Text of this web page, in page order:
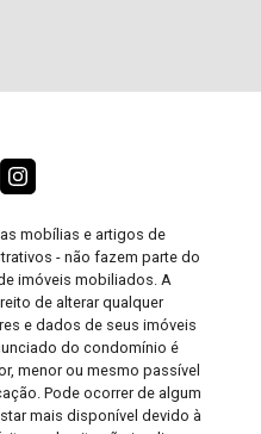
mobílias e artigos de
- não fazem parte do
imóveis mobiliados. A
de alterar qualquer
e dados de seus imóveis
do condomínio é
menor ou mesmo passível
Pode ocorrer de algum
mais disponível devido à